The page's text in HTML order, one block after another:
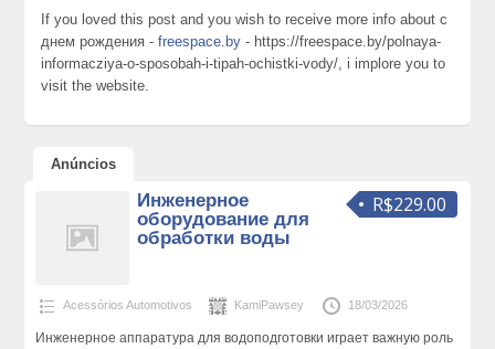
If you loved this post and you wish to receive more info about с
днем рождения -freespace.by - https://freespace.by/polnaya-
informacziya-o-sposobah-i-tipah-ochistki-vody/, i implore you to
visit the website.
Anúncios
R$229.00
Инженерное
оборудование для
обработки воды
Acessórios Automotivos KamiPawsey 18/03/2026
Инженерное аппаратура для водоподготовки играет важную роль